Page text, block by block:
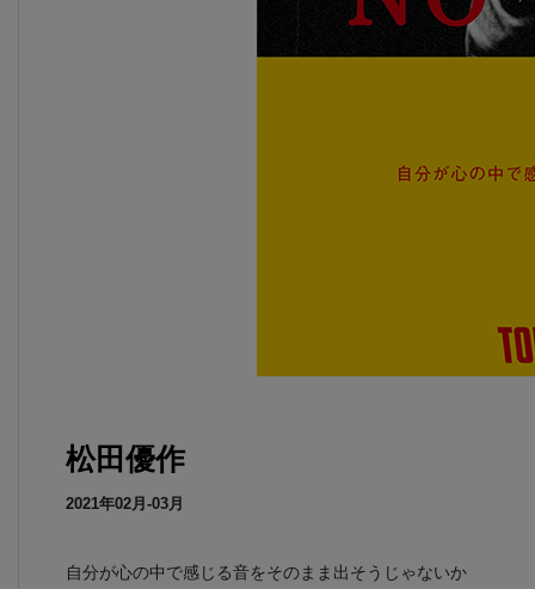
松田優作
2021年02月-03月
自分が心の中で感じる音をそのまま出そうじゃないか